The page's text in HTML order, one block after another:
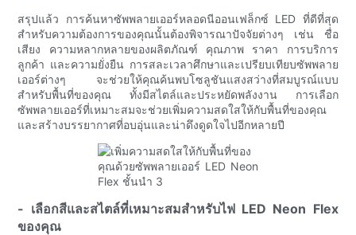
สรุปแล้ว การค้นหาซัพพลายเออร์หลอดนีออนเฟล็กซ์ LED ที่ดีที่สุด
สำหรับความต้องการของคุณนั้นต้องพิจารณาปัจจัยต่างๆ เช่น ชื่อ
เสียง ความหลากหลายของผลิตภัณฑ์ คุณภาพ ราคา การบริการ
ลูกค้า และความยั่งยืน การสละเวลาศึกษาและเปรียบเทียบซัพพลาย
เออร์ต่างๆ จะช่วยให้คุณค้นพบโซลูชันแสงสว่างที่สมบูรณ์แบบ
สำหรับพื้นที่ของคุณ ทั้งมีสไตล์และประหยัดพลังงาน การเลือก
ซัพพลายเออร์ที่เหมาะสมจะช่วยเพิ่มความสดใสให้กับพื้นที่ของคุณ
และสร้างบรรยากาศที่อบอุ่นและน่าดึงดูดใจไปอีกหลายปี
- เลือกสีและสไตล์ที่เหมาะสมสำหรับไฟ LED Neon Flex
ของคุณ